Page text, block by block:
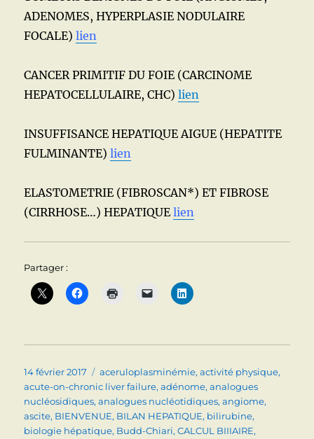
ADENOMES, HYPERPLASIE NODULAIRE
FOCALE)lien
CANCER PRIMITIF DU FOIE (CARCINOME
HEPATOCELLULAIRE, CHC)lien
INSUFFISANCE HEPATIQUE AIGUE (HEPATITE
FULMINANTE)lien
ELASTOMETRIE (FIBROSCAN*) ET FIBROSE
(CIRRHOSE…) HEPATIQUElien
Partager :
Publié
le
14 février 2017 Catégories
aceruloplasminémie,activité physique,
acute-on-chronic liver failure,adénome,analogues
nucléosidiques,analogues nucléotidiques,angiome,
ascite, BIENVENUE, BILAN HEPATIQUE, bilirubine,
biologie hépatique, Budd-Chiari,CALCUL BIIIAIRE,